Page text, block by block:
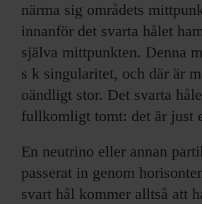
närma sig områdets
innanför det svarta hålet
själva mittpunkten. Denna
s k singularitet, och där är
oändligt stor. Det svarta
fullkomligt tomt: det är just
En neutrino eller annan
passerat in genom
svart hål kommer alltså att